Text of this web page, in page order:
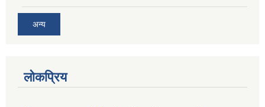
अन्य
लोकप्रिय